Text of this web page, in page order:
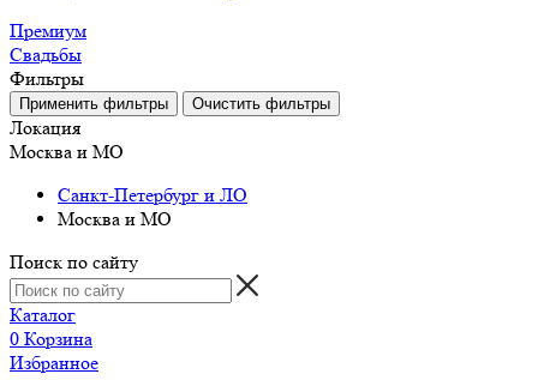
Премиум
Свадьбы
Фильтры
Локация
Москва и МО
Санкт-Петербург и ЛО
Москва и МО
Поиск по сайту
Каталог
0 Корзина
Избранное